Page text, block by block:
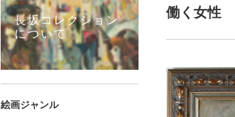
働く女性
長坂コレクション
について
絵画ジャンル